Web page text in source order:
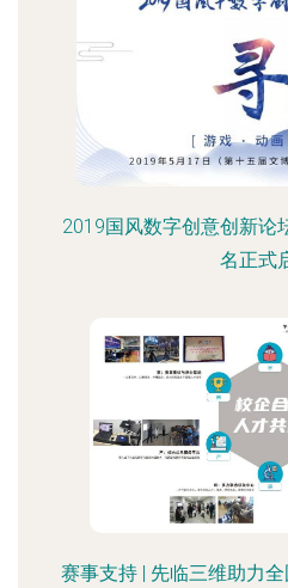
2019国风数字创意创新论
名正式
赛事支持 | 先临三维助力